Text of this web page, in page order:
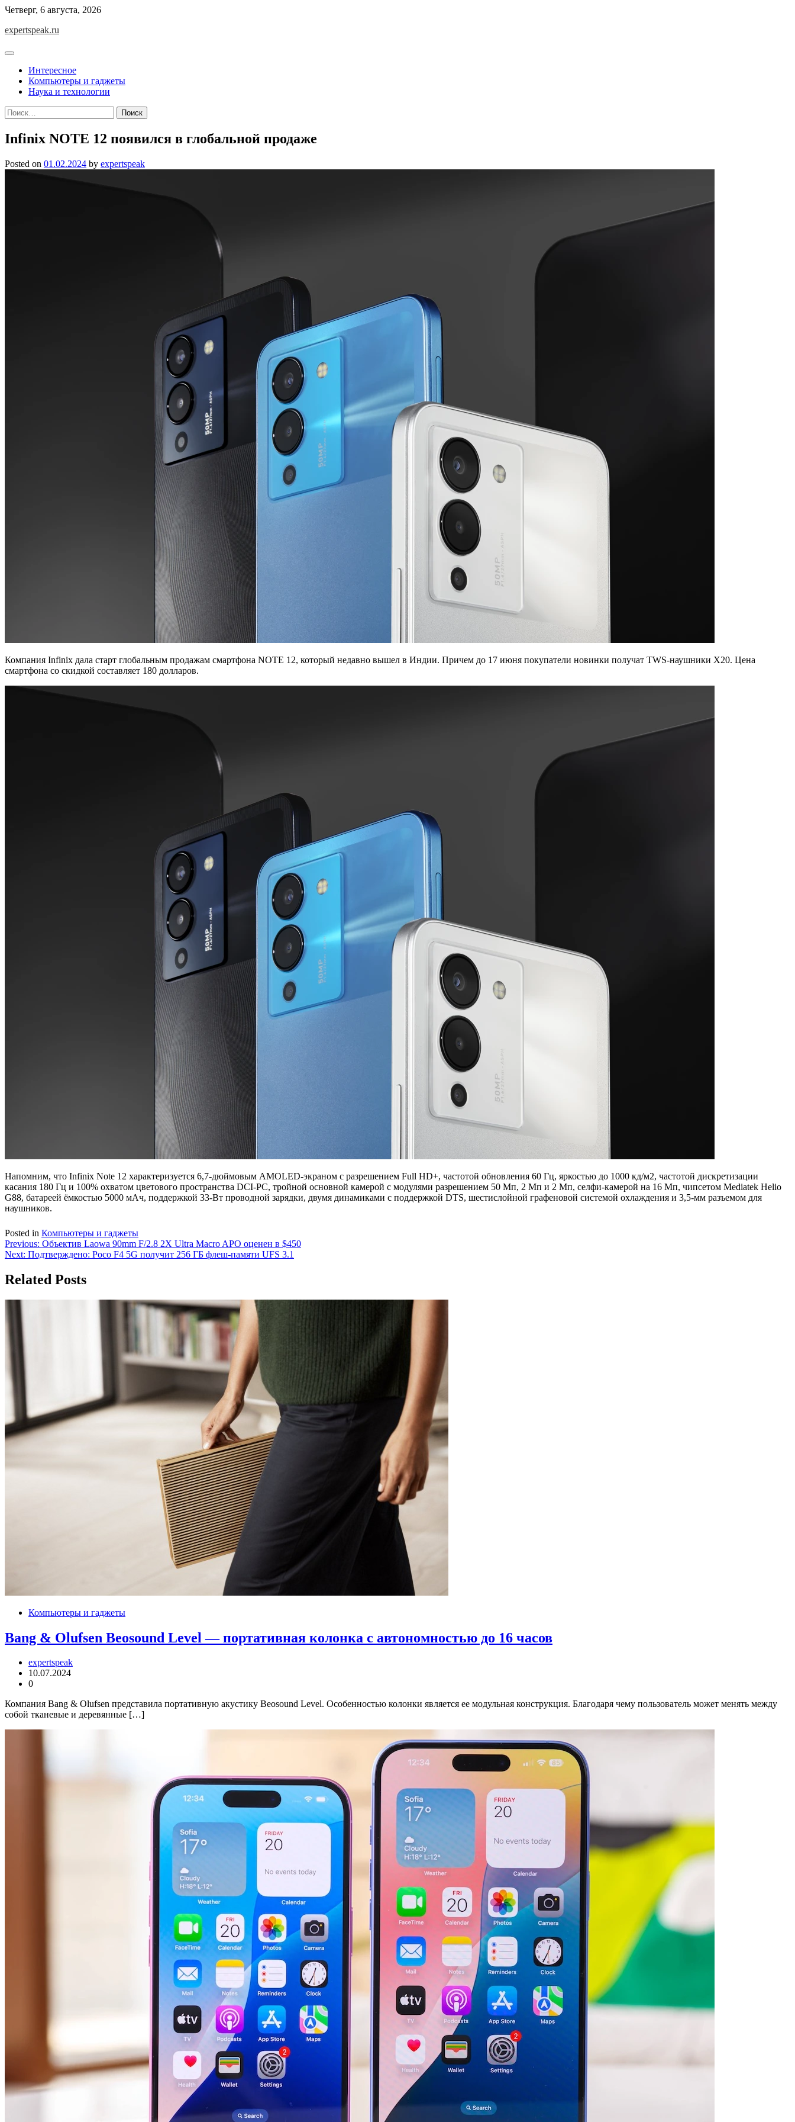
Skip
content
Четверг, 6 августа, 2026
expertspeak.ru
Интересное
Компьютеры и гаджеты
Наука и технологии
Найти:
Infinix NOTE 12 появился в глобальной продаже
Posted on 01.02.2024 by expertspeak
Компания Infinix дала старт глобальным продажам смартфона NOTE 12, который недавно вышел в Индии. Причем до 17 июня покупатели новинки получат TWS-наушники X20. Цена
смартфона со скидкой составляет 180 долларов.
Напомним, что Infinix Note 12 характеризуется 6,7-дюймовым AMOLED-экраном с разрешением Full HD+, частотой обновления 60 Гц, яркостью до 1000 кд/м2, частотой дискретизации
касания 180 Гц и 100% охватом цветового пространства DCI-PC, тройной основной камерой с модулями разрешением 50 Мп, 2 Мп и 2 Мп, селфи-камерой на 16 Мп, чипсетом Mediatek Helio
G88, батареей ёмкостью 5000 мАч, поддержкой 33-Вт проводной зарядки, двумя динамиками с поддержкой DTS, шестислойной графеновой системой охлаждения и 3,5-мм разъемом для
наушников.
Posted in Компьютеры и гаджеты
Навигация
по
записям
Previous: Объектив Laowa 90mm F/2.8 2X Ultra Macro APO оценен в $450
Next: Подтверждено: Poco F4 5G получит 256 ГБ флеш-памяти UFS 3.1
Related Posts
Компьютеры и гаджеты
Bang & Olufsen Beosound Level — портативная колонка с автономностью до 16 часов
expertspeak
10.07.2024
0
Компания Bang & Olufsen представила портативную акустику Beosound Level. Особенностью колонки является ее модульная конструкция. Благодаря чему пользователь может менять между
собой тканевые и деревянные […]